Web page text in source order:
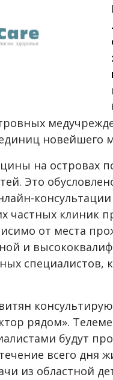
новейшего
на островах
Это
частных клиник
от места
и
специалистов,
рядом».
будут
всего дня
из областной